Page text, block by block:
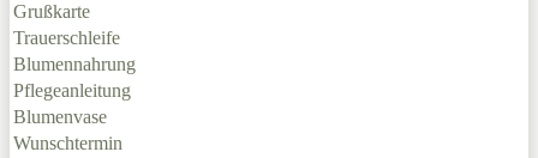
Grußkarte
Trauerschleife
Blumennahrung
Pflegeanleitung
Blumenvase
Wunschtermin